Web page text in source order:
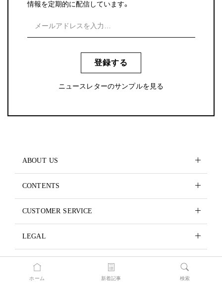
情報を定期的に配信しています。
登録する
ニュースレターのサンプルを見る
ABOUT US
CONTENTS
CUSTOMER SERVICE
LEGAL
ホーム 新着記事 検索